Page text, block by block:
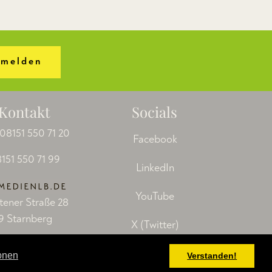
Verstanden!
08151 550 71 20
550 71 99
Straße 28
Starnberg
Socials
Facebook
LinkedIn
YouTube
X (Twitter)